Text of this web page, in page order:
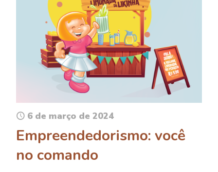
6 de março de 2024
Empreendedorismo: você
no comando